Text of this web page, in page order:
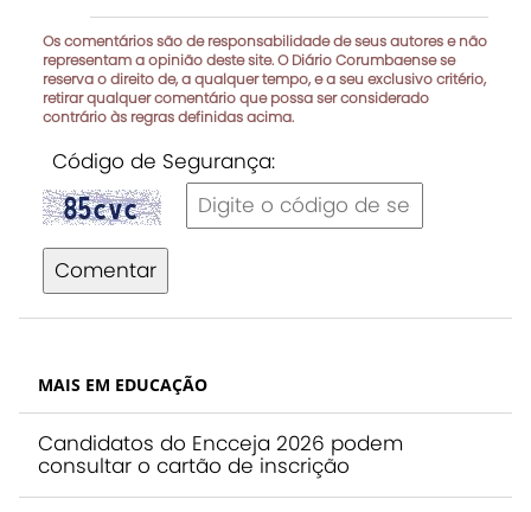
Os comentários são de responsabilidade de seus autores e não
representam a opinião deste site. O Diário Corumbaense se
reserva o direito de, a qualquer tempo, e a seu exclusivo critério,
retirar qualquer comentário que possa ser considerado
contrário às regras definidas acima.
Código de Segurança:
Comentar
MAIS EM EDUCAÇÃO
Candidatos do Encceja 2026 podem
consultar o cartão de inscrição